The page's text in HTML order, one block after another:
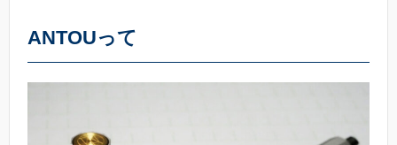
ANTOUって